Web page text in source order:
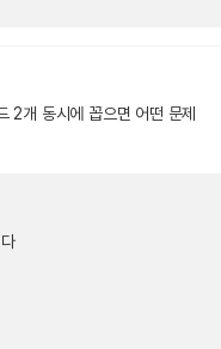
개 동시에 꼽으면 어떤 문제